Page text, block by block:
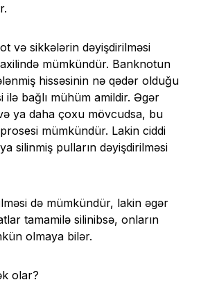
və sikkələrin dəyişdirilməsi
mümkündür. Banknotun
hissəsinin nə qədər olduğu
ilə bağlı mühüm amildir. Əgər
ya daha çoxu mövcudsa, bu
mümkündür. Lakin ciddi
ya silinmiş pulların dəyişdirilməsi
də mümkündür, lakin əgər
tamamilə silinibsə, onların
olmaya bilər.
olar?